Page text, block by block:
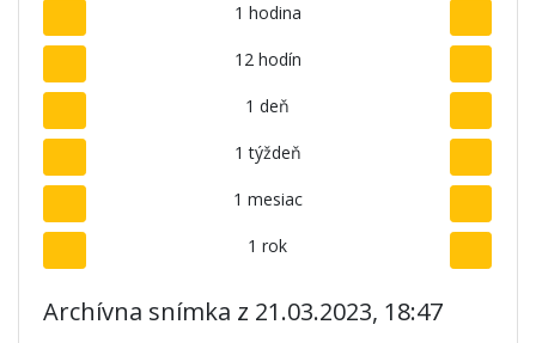
1 hodina
12 hodín
1 deň
1 týždeň
1 mesiac
1 rok
Archívna snímka z 21.03.2023, 18:47